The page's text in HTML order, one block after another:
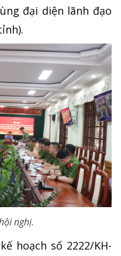
đại diện lãnh đạo
nghị.
hoạch số 2222/KH-